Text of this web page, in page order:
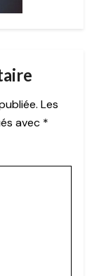
Les
avec *